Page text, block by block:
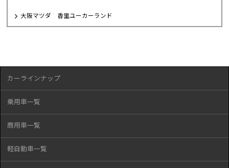
大阪マツダ 香里ユーカーランド
カーラインナップ
乗用車一覧
商用車一覧
軽自動車一覧